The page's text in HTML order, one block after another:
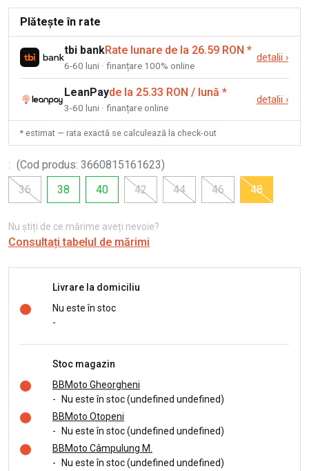
Plătește în rate
tbi bankRate lunare de la 26.59 RON *
6-60 luni · finanțare 100% online
detalii ›
LeanPayde la 25.33 RON / lună *
3-60 luni · finanțare online
detalii ›
* estimat — rata exactă se calculează la check-out
: (Cod produs: 3660815161623)
36
38 40 42 44 46 48
Nu știți de ce mărime aveți nevoie?
Consultați tabelul de mărimi
Livrare la domiciliu
Nu este în stoc
-
Stoc magazin
BBMoto Gheorgheni
-
Nu este în stoc (undefined undefined)
BBMoto Otopeni
-
Nu este în stoc (undefined undefined)
BBMoto Câmpulung M.
-
Nu este în stoc (undefined undefined)